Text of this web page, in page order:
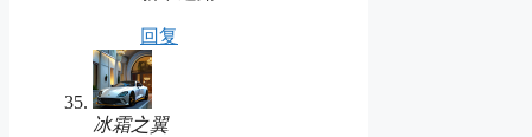
回复
冰霜之翼